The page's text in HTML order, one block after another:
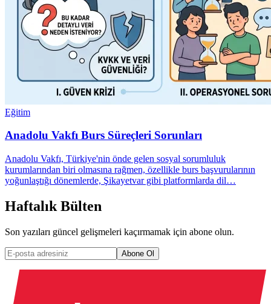
Eğitim
Anadolu Vakfı Burs Süreçleri Sorunları
Anadolu Vakfı, Türkiye'nin önde gelen sosyal sorumluluk
kurumlarından biri olmasına rağmen, özellikle burs başvurularının
yoğunlaştığı dönemlerde, Şikayetvar gibi platformlarda dil…
Haftalık Bülten
Son yazıları güncel gelişmeleri kaçırmamak için abone olun.
Abone Ol